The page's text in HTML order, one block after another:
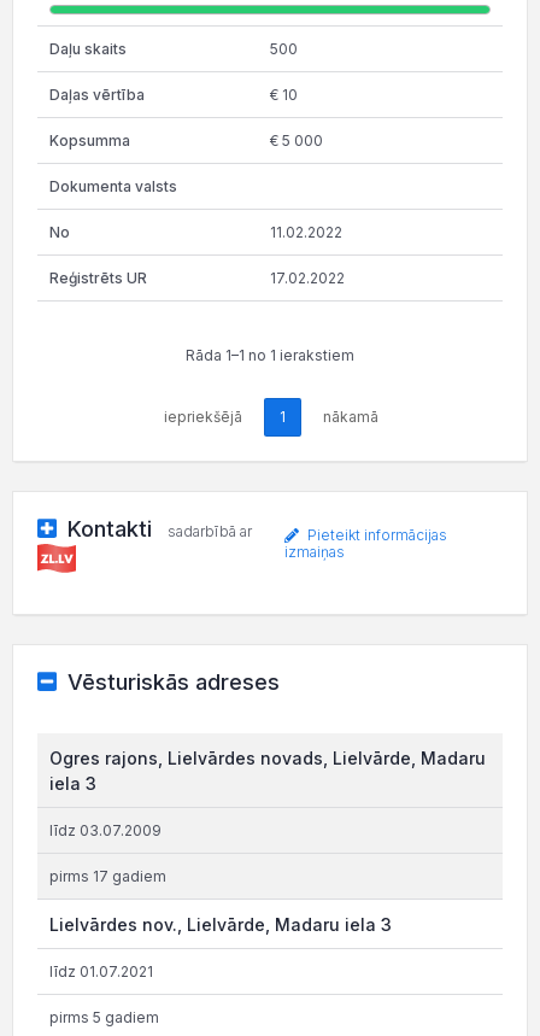
500
€ 10
€ 5 000
11.02.2022
17.02.2022
Rāda 1–1 no 1 ierakstiem
iepriekšējā 1 nākamā
Kontakti sadarbībā ar
Pieteikt informācijas
izmaiņas
Vēsturiskās adreses
Ogres rajons, Lielvārdes novads, Lielvārde, Madaru
iela 3
līdz 03.07.2009
pirms 17 gadiem
Lielvārdes nov., Lielvārde, Madaru iela 3
līdz 01.07.2021
pirms 5 gadiem